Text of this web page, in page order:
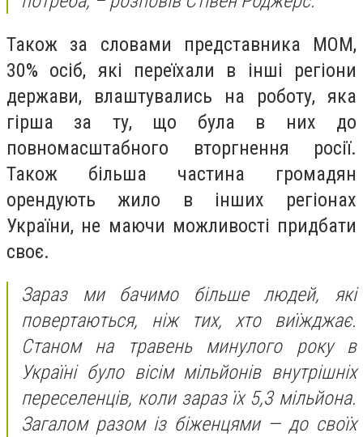
Також за словами представника МОМ,
30% осіб, які переїхали в інші регіони
держави, влаштувались на роботу, яка
гірша за ту, що була в них до
повномасштабного вторгнення росії.
Також більша частина громадян
орендують жило в інших регіонах
України, не маючи можливості придбати
своє.
Зараз ми бачимо більше людей, які
повертаються, ніж тих, хто виїжджає.
Станом на травень минулого року в
Україні було вісім мільйонів внутрішніх
переселенців, коли зараз їх 5,3 мільйона.
Загалом разом із біженцями — до своїх